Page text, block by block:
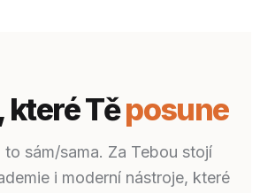
které Těposune
to sám/sama. Za Tebou stojí
i moderní nástroje, které